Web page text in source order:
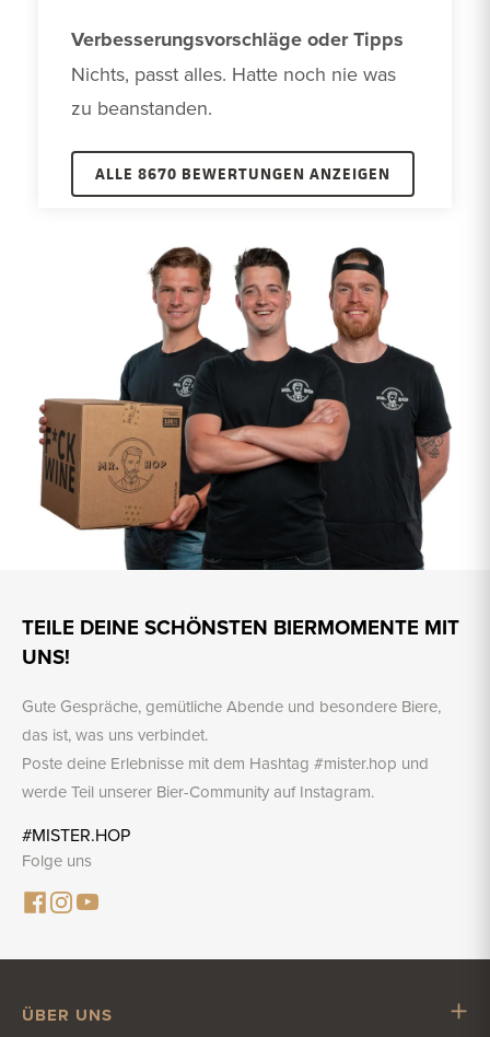
Verbesserungsvorschläge oder Tipps
Nichts, passt alles. Hatte noch nie was
zu beanstanden.
ALLE 8670 BEWERTUNGEN ANZEIGEN
TEILE DEINE SCHÖNSTEN BIERMOMENTE MIT
UNS!
Gute Gespräche, gemütliche Abende und besondere Biere,
das ist, was uns verbindet.
Poste deine Erlebnisse mit dem Hashtag #mister.hop und
werde Teil unserer Bier-Community auf Instagram.
#MISTER.HOP
Folge uns
ÜBER UNS